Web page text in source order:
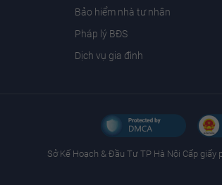
Bảo hiểm nhà tư nhân
Pháp lý BĐS
Dịch vụ gia đình
Sở Kế Hoạch & Ðầu Tư TP Hà Nội Cấp